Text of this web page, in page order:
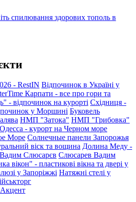
спилювання здорових тополь в
- RestIN Відпочинок в Україні у
Карпати - все про гори та
- відпочинок на курорті Східниця -
у Моршині Буковель
НМП "Затока" НМП "Грибовка"
Одесса - курорт на Черном море
Море Солнечные панели Запорожья
віск та вощина Долина Меду -
Вадим Слюсарєв Слюсарев Вадим
вікон" - пластикові вікна та двері у
у Запоріжжі Натяжні стелі у